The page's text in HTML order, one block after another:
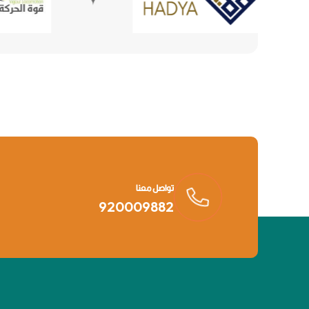
تواصل معنا
920009882